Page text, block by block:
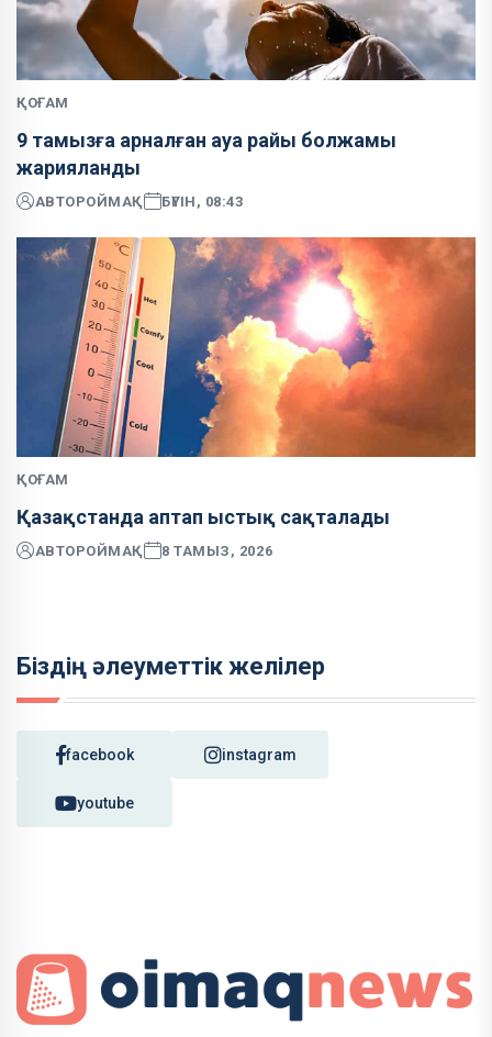
ҚОҒАМ
9 тамызға арналған ауа райы болжамы
жарияланды
АВТОРОЙМАҚ БҮГІН, 08:43
ҚОҒАМ
Қазақстанда аптап ыстық сақталады
АВТОРОЙМАҚ 8 ТАМЫЗ, 2026
Біздің әлеуметтік желілер
facebook instagram
youtube